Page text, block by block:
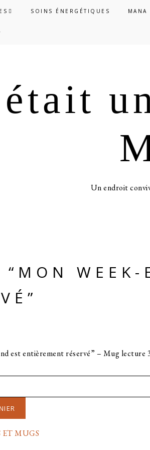
SOINS ÉNERGÉTIQUES MANA
Un endroit
“MON
est entièrement réservé” – Mug lecture
ET MUGS